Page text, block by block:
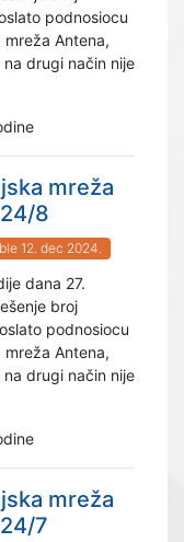
podnosiocu
Antena,
drugi način nije
mreža
8
12. dec 2024.
dana 27.
broj
podnosiocu
Antena,
drugi način nije
mreža
7